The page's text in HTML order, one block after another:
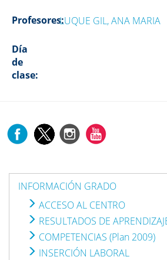
Profesores:LUQUE GIL, ANA MARIA
Día
de
clase:
INFORMACIÓN GRADO
ACCESO AL CENTRO
RESULTADOS DE
COMPETENCIAS (Plan 2009)
INSERCIÓN LABORAL